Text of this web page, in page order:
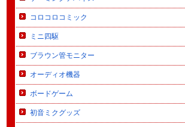
コロコロコミック
ミニ四駆
ブラウン管モニター
オーディオ機器
ボードゲーム
初音ミクグッズ